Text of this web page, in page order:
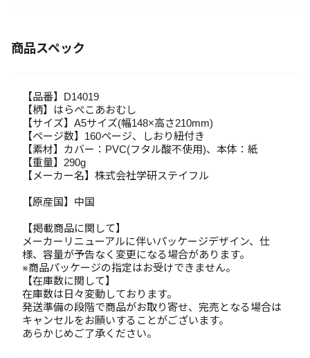
商品スペック
【品番】D14019
【柄】はらぺこあおむし
【サイズ】A5サイズ(幅148×高さ210mm)
【ページ数】160ページ、しおり紐付き
【素材】カバー：PVC(フタル酸不使用)、本体：紙
【重量】290g
【メーカー名】株式会社学研ステイフル
【原産国】中国
【掲載商品に関して】
メーカーリニューアルに伴いパッケージデザイン、仕
様、容量が予告なく変更になる場合があります。
※商品パッケージの指定はお受けできません。
【在庫数に関して】
在庫数は日々変動しております。
発送準備の段階で商品がお取り寄せ、完売となる場合は
キャンセルをお願いすることがございます。
あらかじめご了承ください。